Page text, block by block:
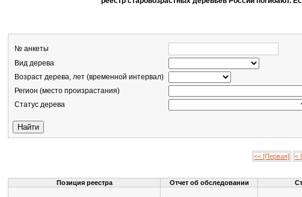
№ анкеты
Вид дерева
Возраст дерева, лет (временной интервал)
Регион (место произрастания)
Статус дерева
<< [Первая] <
Позиция реестра Отчет об обследовании